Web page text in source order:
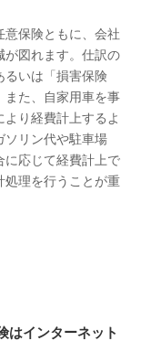
保険ともに、会社
が図れます。仕訳の
るいは「損害保険
また、自家用車を事
り経費計上するよ
ソリン代や駐車場
に応じて経費計上で
処理を行うことが重
はインターネット